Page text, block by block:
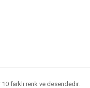
farklı renk ve desendedir.